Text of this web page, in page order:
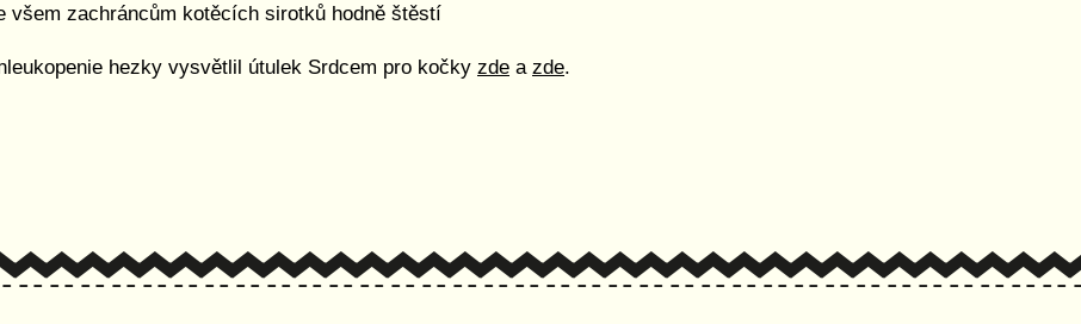
všem zachráncům kotěcích sirotků hodně štěstí
hezky vysvětlil útulek Srdcem pro kočky zde a zde.